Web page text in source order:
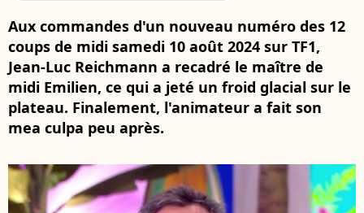
Aux commandes d'un nouveau numéro des 12
coups de midi samedi 10 août 2024 sur TF1,
Jean-Luc Reichmann a recadré le maître de
midi Emilien, ce qui a jeté un froid glacial sur le
plateau. Finalement, l'animateur a fait son
mea culpa peu après.